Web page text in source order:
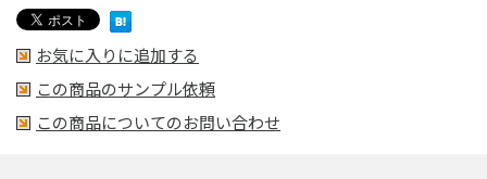
お気に入りに追加する
この商品のサンプル依頼
この商品についてのお問い合わせ